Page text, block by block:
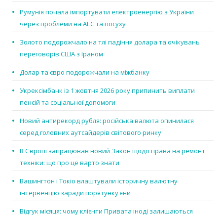
Румунія почала імпортувати електроенергію з України
через проблеми на АЕС та посуху
Золото подорожчало на тлі падіння долара та очікувань
переговорів США з Іраном
Долар та євро подорожчали на міжбанку
Укрексімбанк із 1 жовтня 2026 року припинить виплати
пенсій та соціальної допомоги
Новий антирекорд рубля: російська валюта опинилася
серед головних аутсайдерів світового ринку
В Європі запрацював новий Закон щодо права на ремонт
техніки: що про це варто знати
Вашингтон і Токіо влаштували історичну валютну
інтервенцію заради порятунку єни
Відгук місяця: чому клієнти Привата іноді залишаються